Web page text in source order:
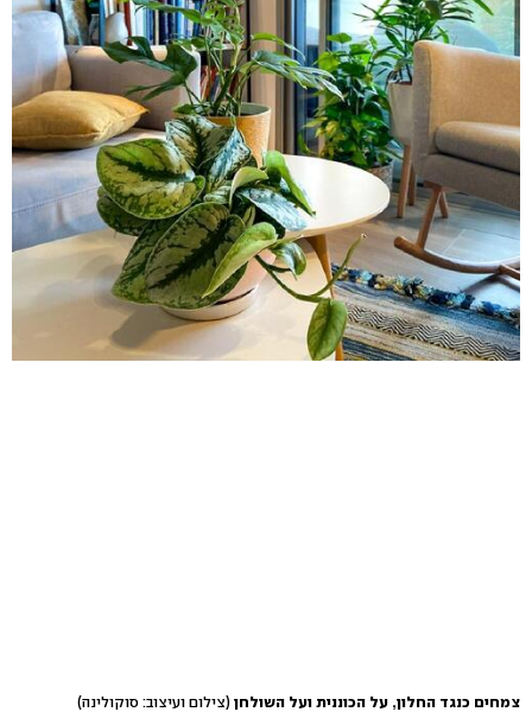
צמחים כנגד החלון, על הכוננית ועל השולחן (צילום ועיצוב: סוקולינה)